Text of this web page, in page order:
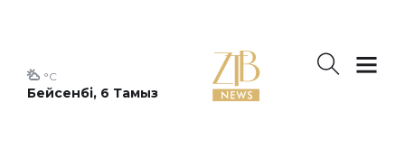
Бейсенбі, 6 Тамыз
°C